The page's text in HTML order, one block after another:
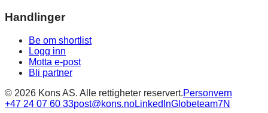
Handlinger
Be om shortlist
Logg inn
Motta e-post
Bli partner
© 2026 Kons AS. Alle rettigheter reservert.Personvern
+47 24 07 60 33post@kons.noLinkedInGlobeteam7N